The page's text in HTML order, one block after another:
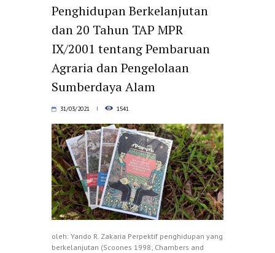
Penghidupan Berkelanjutan
dan 20 Tahun TAP MPR
IX/2001 tentang Pembaruan
Agraria dan Pengelolaan
Sumberdaya Alam
31/03/2021 1541
oleh: Yando R. Zakaria Perpektif penghidupan yang
berkelanjutan (Scoones 1998; Chambers and